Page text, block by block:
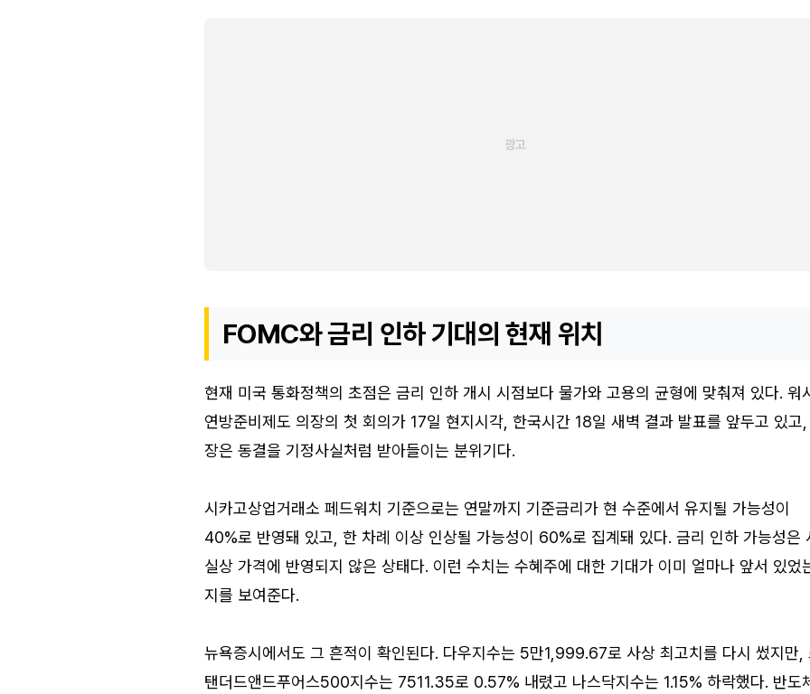
FOMC와 금리 인하 기대의 현재 위치
현재 미국 통화정책의 초점은 금리 인하 개시 시점보다 물가와 고용의 균형에 맞춰져 있다. 워
연방준비제도 의장의 첫 회의가 17일 현지시각, 한국시간 18일 새벽 결과 발표를 앞두고 있고
장은 동결을 기정사실처럼 받아들이는 분위기다.
시카고상업거래소 페드워치 기준으로는 연말까지 기준금리가 현 수준에서 유지될 가능성이
40%로 반영돼 있고, 한 차례 이상 인상될 가능성이 60%로 집계돼 있다. 금리 인하 가능성은
실상 가격에 반영되지 않은 상태다. 이런 수치는 수혜주에 대한 기대가 이미 얼마나 앞서 있었
지를 보여준다.
뉴욕증시에서도 그 흔적이 확인된다. 다우지수는 5만1,999.67로 사상 최고치를 다시 썼지만,
탠더드앤드푸어스500지수는 7511.35로 0.57% 내렸고 나스닥지수는 1.15% 하락했다. 반도